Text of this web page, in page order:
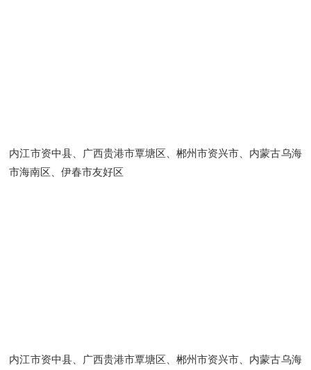
内江市资中县、广西贵港市覃塘区、郴州市资兴市、内蒙古乌海
市海南区、伊春市友好区
内江市资中县、广西贵港市覃塘区、郴州市资兴市、内蒙古乌海